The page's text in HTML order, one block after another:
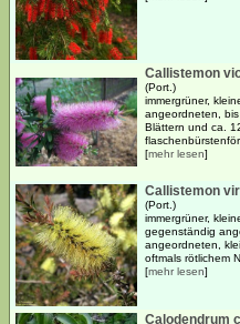
Callistemon
(Port.)
immergrüner,
angeordneten,
Blättern und ca.
[mehr lesen]
Callistemon
(Port.)
immergrüner,
gegenständig
angeordneten,
oftmals rötlichem
[mehr lesen]
Calodendrum